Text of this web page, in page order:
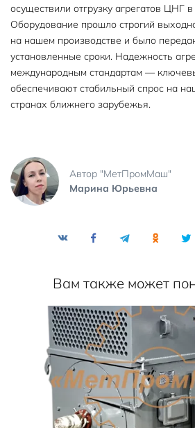
осуществили отгрузку агрегатов ЦНГ
Оборудование прошло строгий
на нашем производстве и было
установленные сроки. Надежность
международным стандартам —
обеспечивают стабильный спрос на
странах ближнего зарубежья.
Автор "МетПромМаш"
Марина Юрьевна
Вам также может